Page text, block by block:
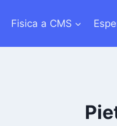
Fisica a CMS